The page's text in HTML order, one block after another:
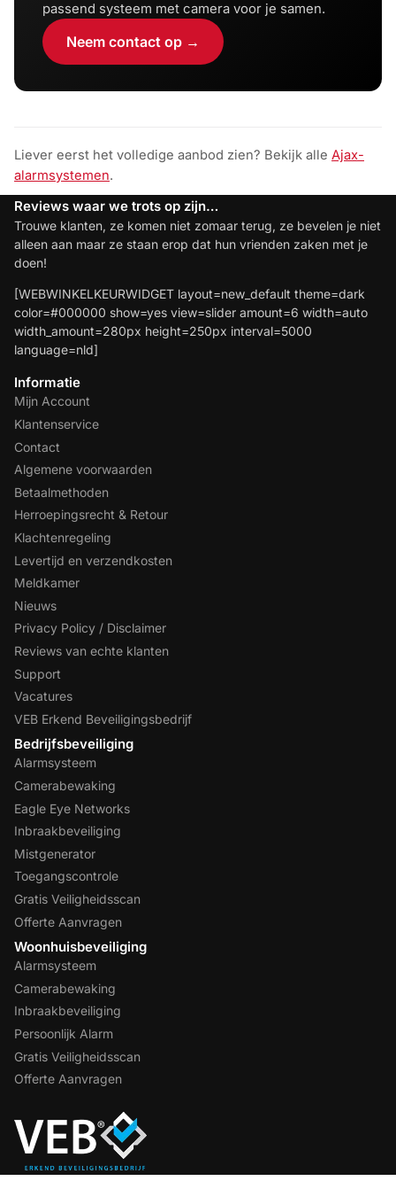
passend systeem met camera voor je samen.
Neem contact op →
Liever eerst het volledige aanbod zien? Bekijk alle Ajax-
alarmsystemen.
Reviews waar we trots op zijn…
Trouwe klanten, ze komen niet zomaar terug, ze bevelen je niet
alleen aan maar ze staan erop dat hun vrienden zaken met je
doen!
[WEBWINKELKEURWIDGET layout=new_default theme=dark
color=#000000 show=yes view=slider amount=6 width=auto
width_amount=280px height=250px interval=5000
language=nld]
Informatie
Mijn Account
Klantenservice
Contact
Algemene voorwaarden
Betaalmethoden
Herroepingsrecht & Retour
Klachtenregeling
Levertijd en verzendkosten
Meldkamer
Nieuws
Privacy Policy / Disclaimer
Reviews van echte klanten
Support
Vacatures
VEB Erkend Beveiligingsbedrijf
Bedrijfsbeveiliging
Alarmsysteem
Camerabewaking
Eagle Eye Networks
Inbraakbeveiliging
Mistgenerator
Toegangscontrole
Gratis Veiligheidsscan
Offerte Aanvragen
Woonhuisbeveiliging
Alarmsysteem
Camerabewaking
Inbraakbeveiliging
Persoonlijk Alarm
Gratis Veiligheidsscan
Offerte Aanvragen